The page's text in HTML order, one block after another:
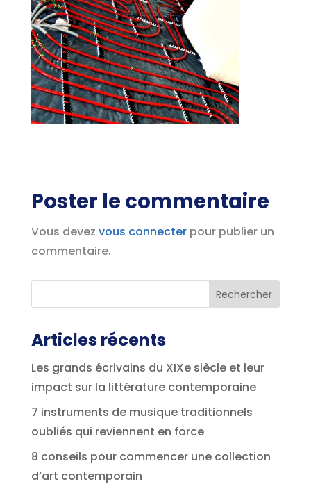
Poster le commentaire
Vous devez vous connecterpour publier un
commentaire.
Articles récents
Les grands écrivains du XIXe siècle et leur
impact sur la littérature contemporaine
7 instruments de musique traditionnels
oubliés qui reviennent en force
8 conseils pour commencer une collection
d’art contemporain